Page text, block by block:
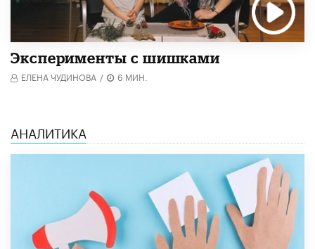
Эксперименты с шишками
ЕЛЕНА ЧУДИНОВА / 6 МИН.
АНАЛИТИКА